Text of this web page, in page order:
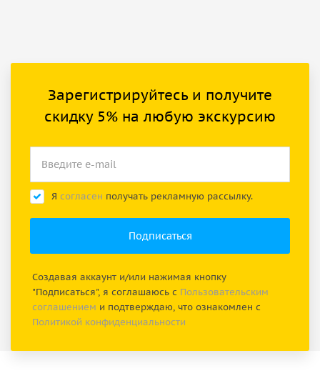
Зарегистрируйтесь и получите
скидку 5% на любую экскурсию
Я согласен получать рекламную рассылку.
Создавая аккаунт и/или нажимая кнопку
"Подписаться", я соглашаюсь с Пользовательским
соглашением и подтверждаю, что ознакомлен с
Политикой конфиденциальности